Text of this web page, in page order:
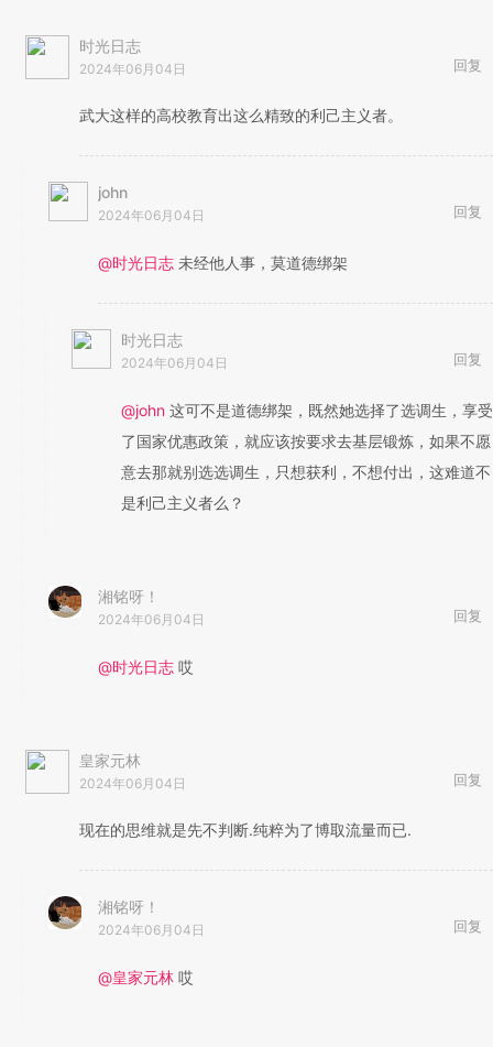
时光日志
2024年06月04日 回复
武大这样的高校教育出这么精致的利己主义者。
john
2024年06月04日 回复
@时光日志未经他人事，莫道德绑架
时光日志
2024年06月04日 回复
@john这可不是道德绑架，既然她选择了选调生，享受
了国家优惠政策，就应该按要求去基层锻炼，如果不愿
意去那就别选选调生，只想获利，不想付出，这难道不
是利己主义者么？
湘铭呀！
2024年06月04日 回复
@时光日志哎
皇家元林
2024年06月04日 回复
现在的思维就是先不判断.纯粹为了博取流量而已.
湘铭呀！
2024年06月04日 回复
@皇家元林哎